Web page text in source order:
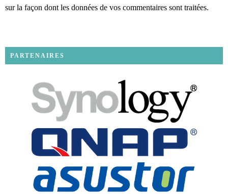
sur la façon dont les données de vos commentaires sont traitées.
PARTENAIRES